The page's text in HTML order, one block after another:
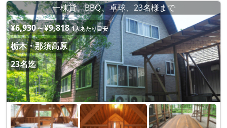
一棟貸、BBQ、卓球、23名様まで
¥6,930～¥9,818 1人あたり目安
栃木・那須高原
23名迄